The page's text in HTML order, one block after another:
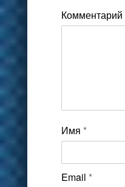
Комментарий
Имя *
Email *